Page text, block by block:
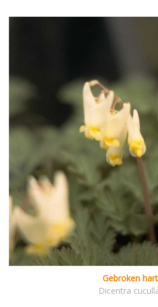
Gebroken
Dicentra